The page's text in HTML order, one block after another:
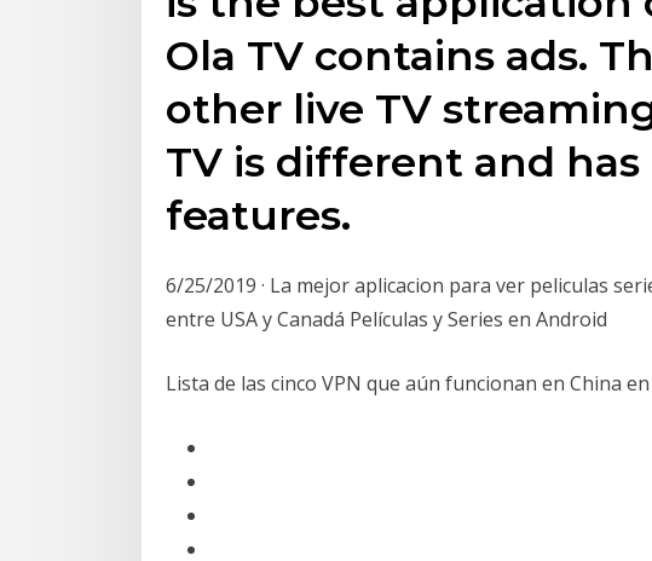
Ola TV contains ads.
other live TV
TV is different and
features.
6/25/2019 · La mejor aplicacion para ver peliculas
entre USA y Canadá Películas y Series en Android
Lista de las cinco VPN que aún funcionan en China